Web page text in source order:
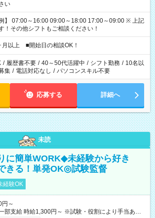
い
】 07:00～16:00 09:00～18:00 17:00～09:00 ※ 上記
！その他シフトもご相談ください！
月以上 ■開始日の相談OK！
/ 履歴書不要 / 40～50代活躍中 / シフト勤務 / 10名以
集 / 電話対応なし / パソコンスキル不要
応募する 詳細へ
未読
に簡単WORK◆未経験から好き
きる！単発OK◎試験監督
経験OK
～
試験・役割により手当あり